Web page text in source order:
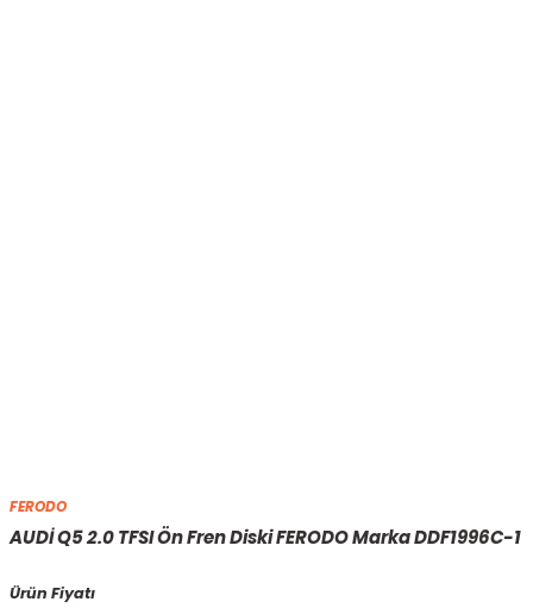
FERODO
AUDİ Q5 2.0 TFSI Ön Fren Diski FERODO Marka DDF1996C-1
Ürün Fiyatı